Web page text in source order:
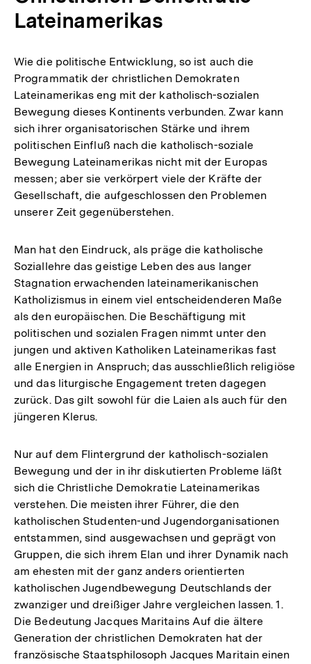
Lateinamerikas
Wie die politische Entwicklung, so ist auch die
Programmatik der christlichen Demokraten
Lateinamerikas eng mit der katholisch-sozialen
Bewegung dieses Kontinents verbunden. Zwar kann
sich ihrer organisatorischen Stärke und ihrem
politischen Einfluß nach die katholisch-soziale
Bewegung Lateinamerikas nicht mit der Europas
messen; aber sie verkörpert viele der Kräfte der
Gesellschaft, die aufgeschlossen den Problemen
unserer Zeit gegenüberstehen.
Man hat den Eindruck, als präge die katholische
Soziallehre das geistige Leben des aus langer
Stagnation erwachenden lateinamerikanischen
Katholizismus in einem viel entscheidenderen Maße
als den europäischen. Die Beschäftigung mit
politischen und sozialen Fragen nimmt unter den
jungen und aktiven Katholiken Lateinamerikas fast
alle Energien in Anspruch; das ausschließlich religiöse
und das liturgische Engagement treten dagegen
zurück. Das gilt sowohl für die Laien als auch für den
jüngeren Klerus.
Nur auf dem Flintergrund der katholisch-sozialen
Bewegung und der in ihr diskutierten Probleme läßt
sich die Christliche Demokratie Lateinamerikas
verstehen. Die meisten ihrer Führer, die den
katholischen Studenten-und Jugendorganisationen
entstammen, sind ausgewachsen und geprägt von
Gruppen, die sich ihrem Elan und ihrer Dynamik nach
am ehesten mit der ganz anders orientierten
katholischen Jugendbewegung Deutschlands der
zwanziger und dreißiger Jahre vergleichen lassen. 1.
Die Bedeutung Jacques Maritains Auf die ältere
Generation der christlichen Demokraten hat der
französische Staatsphilosoph Jacques Maritain einen
Zum